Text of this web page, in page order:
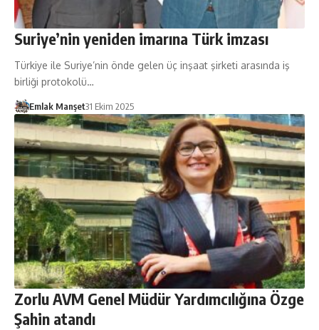
Suriye’nin yeniden imarına Türk imzası
Türkiye ile Suriye’nin önde gelen üç inşaat şirketi arasında iş
birliği protokolü…
Emlak Manşet31 Ekim 2025
Zorlu AVM Genel Müdür Yardımcılığına Özge
Şahin atandı